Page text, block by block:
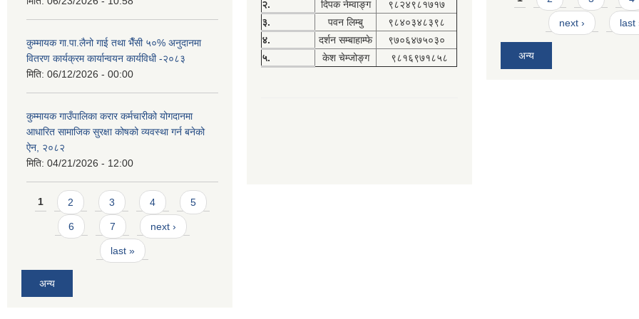
कुम्मायक गा.पा.लैनो गाई तथा भैँसी ५०% अनुदानमा
वितरण कार्यक्रम कार्यान्वयन कार्यविधी -२०८३
मिति: 06/12/2026 - 00:00
कुम्मायक गाउँपालिका करार कर्मचारीको योगदानमा
आधारित सामाजिक सुरक्षा कोषको व्यवस्था गर्न बनेको
ऐन, २०८२
मिति: 04/21/2026 - 12:00
Pages
1 2 3 4 5
6 7 next ›
last »
अन्य
२. दिपक नेम्वाङ्ग
९८२४९८१७१७
३.
पवन लिम्बु
९८४०३४८३९८
४.
दर्शन सम्बाहाम्फे
९७०६४७५०३०
५.
केश चेम्जोङ्ग ९८१६९७१८५८
next › last
अन्य